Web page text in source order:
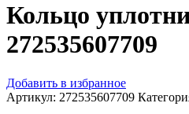
Кольцо
272535607709
Добавить в избранное
Артикул: 272535607709